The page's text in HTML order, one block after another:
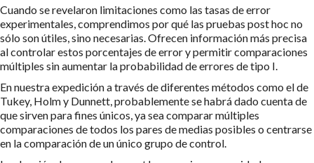
Cuando se revelaron limitaciones como las tasas de error
experimentales, comprendimos por qué las pruebas post hoc no
sólo son útiles, sino necesarias. Ofrecen información más precisa
al controlar estos porcentajes de error y permitir comparaciones
múltiples sin aumentar la probabilidad de errores de tipo I.
En nuestra expedición a través de diferentes métodos como el de
Tukey, Holm y Dunnett, probablemente se habrá dado cuenta de
que sirven para fines únicos, ya sea comparar múltiples
comparaciones de todos los pares de medias posibles o centrarse
en la comparación de un único grupo de control.